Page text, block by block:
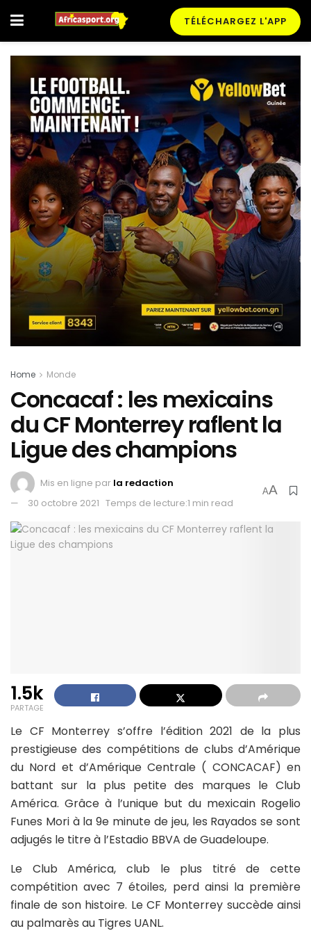
TÉLÉCHARGEZ L'APP
Home Monde
Concacaf : les mexicains
du CF Monterrey raflent la
Ligue des champions
Mis en ligne par la redaction
30 octobre 2021 Temps de lecture:1 min read
AA
1.5k
PARTAGE
Le CF Monterrey s’offre l’édition 2021 de la plus
prestigieuse des compétitions de clubs d’Amérique
du Nord et d’Amérique Centrale ( CONCACAF) en
battant sur la plus petite des marques le Club
América. Grâce à l’unique but du mexicain Rogelio
Funes Mori à la 9e minute de jeu, les Rayados se sont
adjugés le titre à l’Estadio BBVA de Guadeloupe.
Le Club América, club le plus titré de cette
compétition avec 7 étoiles, perd ainsi la première
finale de son histoire. Le CF Monterrey succède ainsi
au palmarès au Tigres UANL.